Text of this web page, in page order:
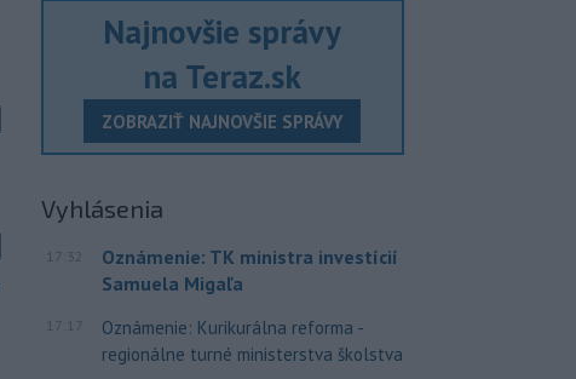
Najnovšie správy
na Teraz.sk
ZOBRAZIŤ NAJNOVŠIE SPRÁVY
Vyhlásenia
17:32
Oznámenie: TK ministra investícií
Samuela Migaľa
17:17
Oznámenie: Kurikurálna reforma -
regionálne turné ministerstva školstva